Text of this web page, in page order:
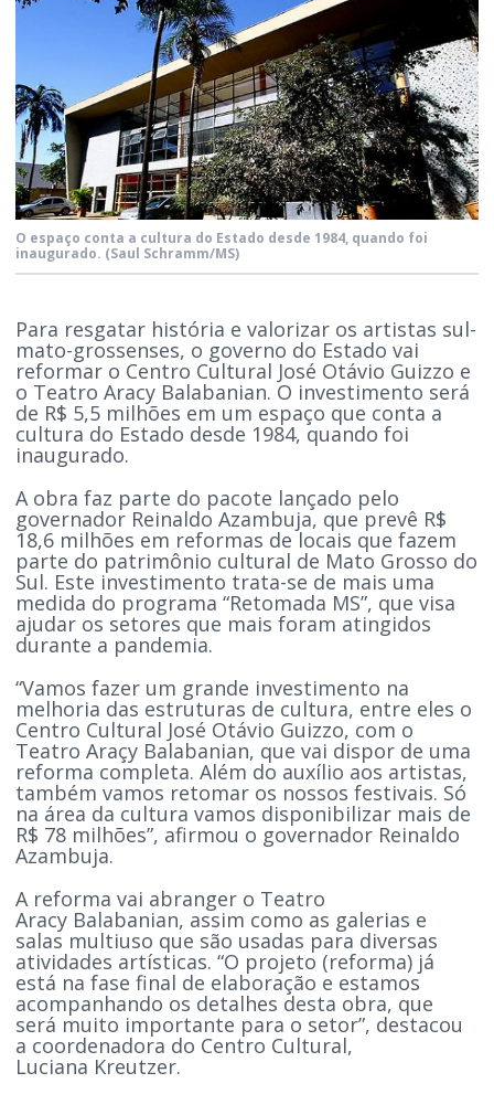
O espaço conta a cultura do Estado desde 1984, quando foi
inaugurado. (Saul Schramm/MS)
Para resgatar história e valorizar os artistas sul-
mato-grossenses, o governo do Estado vai
reformar o Centro Cultural José Otávio Guizzo e
o Teatro Aracy Balabanian. O investimento será
de R$ 5,5 milhões em um espaço que conta a
cultura do Estado desde 1984, quando foi
inaugurado.
A obra faz parte do pacote lançado pelo
governador Reinaldo Azambuja, que prevê R$
18,6 milhões em reformas de locais que fazem
parte do patrimônio cultural de Mato Grosso do
Sul. Este investimento trata-se de mais uma
medida do programa “Retomada MS”, que visa
ajudar os setores que mais foram atingidos
durante a pandemia.
“Vamos fazer um grande investimento na
melhoria das estruturas de cultura, entre eles o
Centro Cultural José Otávio Guizzo, com o
Teatro Araçy Balabanian, que vai dispor de uma
reforma completa. Além do auxílio aos artistas,
também vamos retomar os nossos festivais. Só
na área da cultura vamos disponibilizar mais de
R$ 78 milhões”, afirmou o governador Reinaldo
Azambuja.
A reforma vai abranger o Teatro
Aracy Balabanian, assim como as galerias e
salas multiuso que são usadas para diversas
atividades artísticas. “O projeto (reforma) já
está na fase final de elaboração e estamos
acompanhando os detalhes desta obra, que
será muito importante para o setor”, destacou
a coordenadora do Centro Cultural,
Luciana Kreutzer.